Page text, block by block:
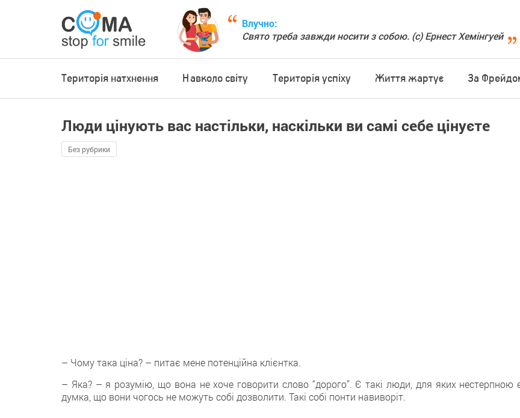
Влучно:
Свято треба завжди носити з собою. (с) Ернест Хемінгуей
Територія натхнення Навколо світу Територія успіху Життя жартує За
Люди цінують вас настільки, наскільки ви самі себе цінуєте
Без рубрики
– Чому така ціна? – питає мене потенційна клієнтка.
– Яка? – я розумію, що вона не хоче говорити слово “дорого”. Є такі люди, для яких нестерпною
думка, що вони чогось не можуть собі дозволити. Такі собі понти навиворіт.